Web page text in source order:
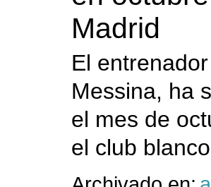
Madrid
El
Messina, ha
el mes de
el club